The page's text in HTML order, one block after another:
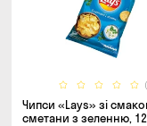
Чипси «Lays» зі
сметани з зеленню,